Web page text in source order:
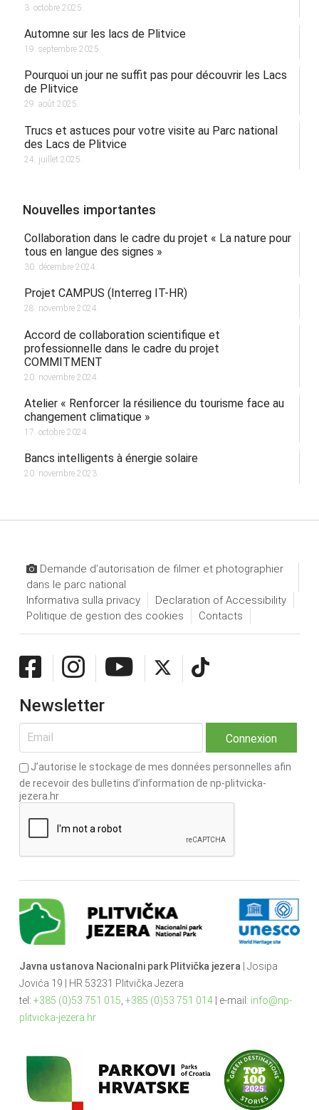
3. octobre 2025.
Automne sur les lacs de Plitvice
19. septembre 2025.
Pourquoi un jour ne suffit pas pour découvrir les Lacs
de Plitvice
29. août 2025.
Trucs et astuces pour votre visite au Parc national
des Lacs de Plitvice
24. juillet 2025.
Nouvelles importantes
Collaboration dans le cadre du projet « La nature pour
tous en langue des signes »
30. décembre 2024.
Projet CAMPUS (Interreg IT-HR)
28. novembre 2024.
Accord de collaboration scientifique et
professionnelle dans le cadre du projet
COMMITMENT
20. novembre 2024.
Atelier « Renforcer la résilience du tourisme face au
changement climatique »
17. octobre 2024.
Bancs intelligents à énergie solaire
20. novembre 2023.
Demande d’autorisation de filmer et photographier
dans le parc national
Informativa sulla privacy
Declaration of Accessibility
Politique de gestion des cookies
Contacts
Newsletter
J’autorise le stockage de mes données personnelles afin
de recevoir des bulletins d’information de np-plitvicka-
jezera.hr
Javna ustanova Nacionalni park Plitvička jezera | Josipa
Jovića 19 | HR 53231 Plitvička Jezera
tel: +385 (0)53 751 015 +385 (0)53 751 014| e-mail: info@np-
plitvicka-jezera.hr